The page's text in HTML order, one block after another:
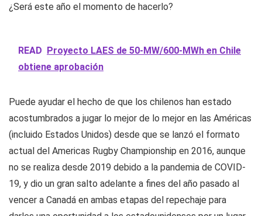
¿Será este año el momento de hacerlo?
READ Proyecto LAES de 50-MW/600-MWh en Chile
obtiene aprobación
Puede ayudar el hecho de que los chilenos han estado
acostumbrados a jugar lo mejor de lo mejor en las Américas
(incluido Estados Unidos) desde que se lanzó el formato
actual del Americas Rugby Championship en 2016, aunque
no se realiza desde 2019 debido a la pandemia de COVID-
19, y dio un gran salto adelante a fines del año pasado al
vencer a Canadá en ambas etapas del repechaje para